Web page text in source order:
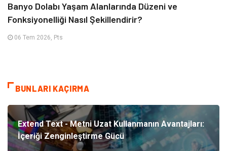
Banyo Dolabı Yaşam Alanlarında Düzeni ve
Fonksiyonelliği Nasıl Şekillendirir?
06 Tem 2026, Pts
BUNLARI KAÇIRMA
Extend Text - Metni Uzat Kullanmanın Avantajları:
İçeriği Zenginleştirme Gücü